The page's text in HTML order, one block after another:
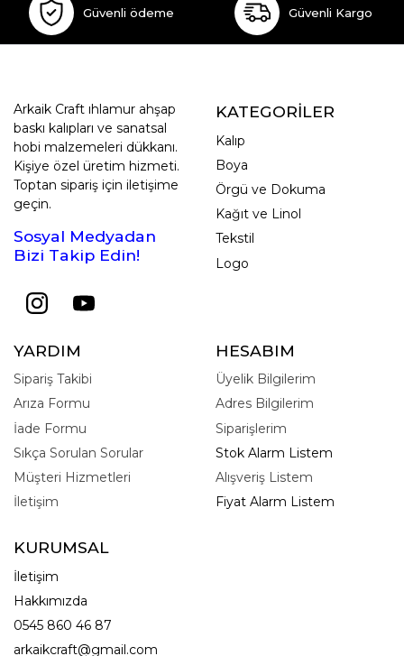
Güvenli ödeme Güvenli Kargo
Arkaik Craft ıhlamur ahşap
baskı kalıpları ve sanatsal
hobi malzemeleri dükkanı.
Kişiye özel üretim hizmeti.
Toptan sipariş için iletişime
geçin.
Sosyal Medyadan
Bizi Takip Edin!
KATEGORİLER
Kalıp
Boya
Örgü ve Dokuma
Kağıt ve Linol
Tekstil
Logo
YARDIM
Sipariş Takibi
Arıza Formu
İade Formu
Sıkça Sorulan Sorular
Müşteri Hizmetleri
İletişim
HESABIM
Üyelik Bilgilerim
Adres Bilgilerim
Siparişlerim
Stok Alarm Listem
Alışveriş Listem
Fiyat Alarm Listem
KURUMSAL
İletişim
Hakkımızda
0545 860 46 87
arkaikcraft@gmail.com